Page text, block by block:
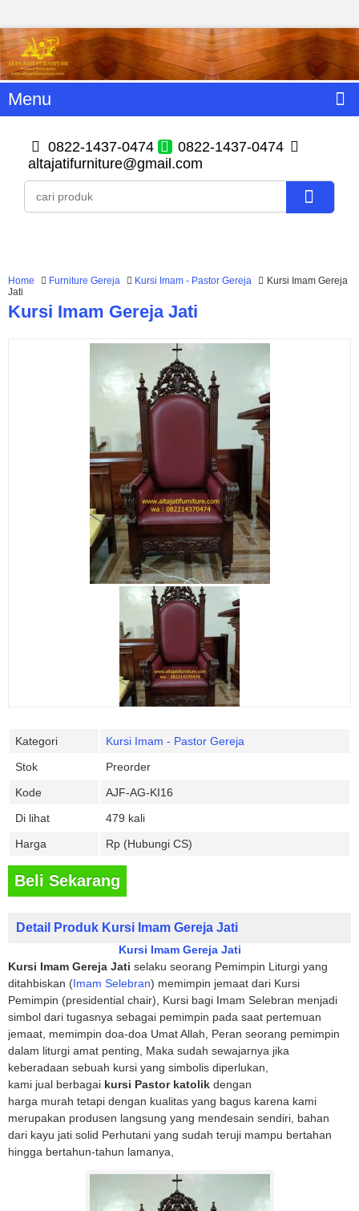
Menu
0822-1437-0474
0822-1437-0474
altajatifurniture@gmail.com
Home Furniture Gereja Kursi Imam - Pastor Gereja
Kursi Imam Gereja
Jati
Kursi Imam Gereja Jati
Kategori
Kursi Imam - Pastor Gereja
Stok
Preorder
Kode
AJF-AG-KI16
Di lihat
479 kali
Harga
Rp (Hubungi CS)
Beli Sekarang
Detail Produk Kursi Imam Gereja Jati
Kursi Imam Gereja Jati
Kursi Imam Gereja Jati selaku seorang Pemimpin Liturgi yang
ditahbiskan (Imam Selebran) memimpin jemaat dari Kursi
Pemimpin (presidential chair), Kursi bagi Imam Selebran menjadi
simbol dari tugasnya sebagai pemimpin pada saat pertemuan
jemaat, memimpin doa-doa Umat Allah, Peran seorang pemimpin
dalam liturgi amat penting, Maka sudah sewajarnya jika
keberadaan sebuah kursi yang simbolis diperlukan,
kami jual berbagai kursi Pastor katolik dengan
harga murah tetapi dengan kualitas yang bagus karena kami
merupakan produsen langsung yang mendesain sendiri, bahan
dari kayu jati solid Perhutani yang sudah teruji mampu bertahan
hingga bertahun-tahun lamanya,